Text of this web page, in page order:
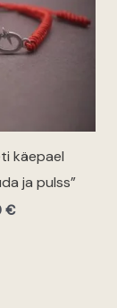
käepael
ja pulss”
€